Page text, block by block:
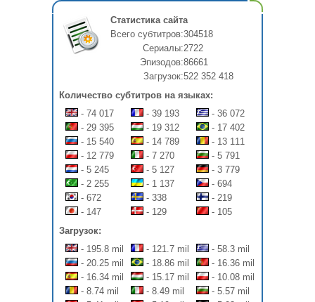
Статистика сайта
Всего субтитров:304518
Сериалы:2722
Эпизодов:86661
Загрузок:522 352 418
Количество субтитров на языках:
- 74 017
- 39 193
- 36 072
- 29 395
- 19 312
- 17 402
- 15 540
- 14 789
- 13 111
- 12 779
- 7 270
- 5 791
- 5 245
- 5 127
- 3 779
- 2 255
- 1 137
- 694
- 672
- 338
- 219
- 147
- 129
- 105
Загрузок:
- 195.8 mil
- 121.7 mil
- 58.3 mil
- 20.25 mil
- 18.86 mil
- 16.36 mil
- 16.34 mil
- 15.17 mil
- 10.08 mil
- 8.74 mil
- 8.49 mil
- 5.57 mil